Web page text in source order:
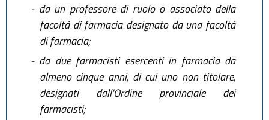
-da un professore di ruolo o associato della
facoltà di farmacia designato da una facoltà
di farmacia;
-da due farmacisti esercenti in farmacia da
almeno cinque anni, di cui uno non titolare,
designati dall'Ordine provinciale dei
farmacisti;